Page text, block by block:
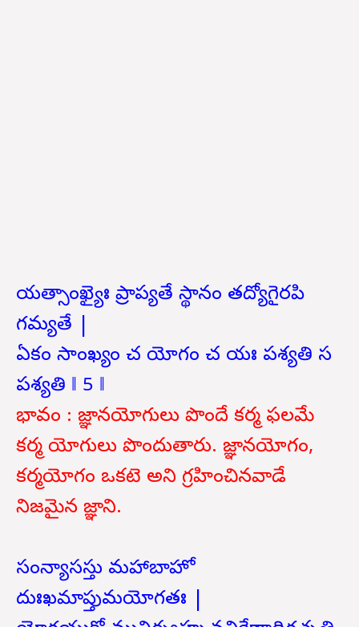
యత్సాంఖ్యైః ప్రాప్యతే స్థానం తద్యోగైరపి
గమ్యతే |
ఏకం సాంఖ్యం చ యోగం చ యః పశ్యతి స
పశ్యతి ‖ 5 ‖
భావం : జ్ఞానయోగులు పొందే కర్మ ఫలమే
కర్మ యోగులు పొందుతారు. జ్ఞానయోగం,
కర్మయోగం ఒకటె అని గ్రహించినవాడే
నిజమైన జ్ఞాని.
సంన్యాసస్తు మహాబాహో
దుఃఖమాప్తుమయోగతః |